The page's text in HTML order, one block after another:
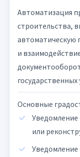
Автоматизация
строительства,
автоматическую
и
государственных
Основные
Уведомление
или
Уведомление